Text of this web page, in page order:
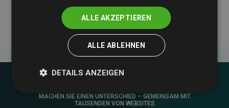
messbare Klimawirkung unseres Ansatzes.
MACHEN SIE EINEN UNTERSCHIED – GEMEINSAM MIT
TAUSENDEN VON WEBSITES
ALLE AKZEPTIEREN
ALLE ABLEHNEN
DETAILS ANZEIGEN